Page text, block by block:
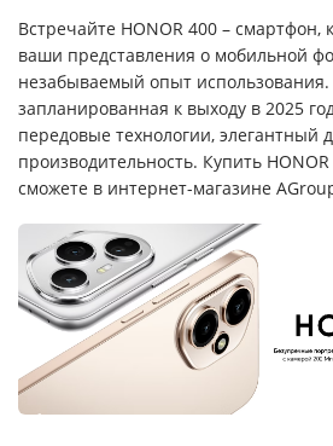
Встречайте HONOR 400 –
ваши представления о мобильной
незабываемый опыт использования.
запланированная к выходу в 2025
передовые технологии, элегантный
производительность. Купить
сможете в интернет-магазине